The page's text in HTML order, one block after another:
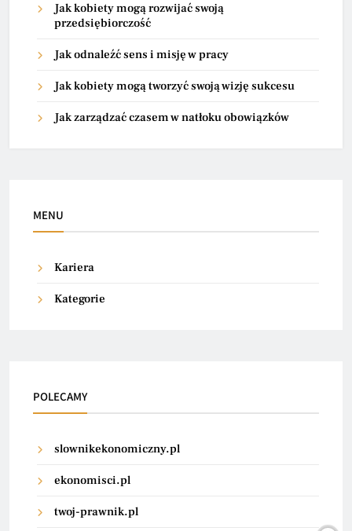
Jak kobiety mogą rozwijać swoją
przedsiębiorczość
Jak odnaleźć sens i misję w pracy
Jak kobiety mogą tworzyć swoją wizję sukcesu
Jak zarządzać czasem w natłoku obowiązków
MENU
Kariera
Kategorie
POLECAMY
slownikekonomiczny.pl
ekonomisci.pl
twoj-prawnik.pl